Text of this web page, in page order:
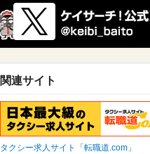
関連サイト
タクシー求人サイト「転職道.com」